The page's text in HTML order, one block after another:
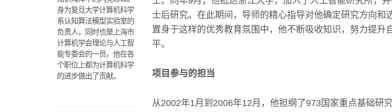
身为复旦大学计算机科学
系认知算法模型实验室的
负责人，同时也是上海市
计算机学会理论与人工智
能专委会的一员，他在各
个职位上都为计算机科学
的进步做出了贡献。
士后研究。在此期间，导师的精心指导对他确定研究方向和
置身于这样的优秀教育氛围中，他不断吸收知识，努力提升
平。
项目参与的担当
从2002年1月到2006年12月，他担纲了973国家重点基础研